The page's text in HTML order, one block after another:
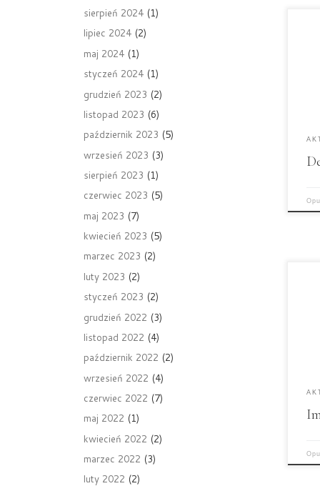
sierpień 2024 (1)
lipiec 2024 (2)
maj 2024 (1)
styczeń 2024 (1)
grudzień 2023 (2)
listopad 2023 (6)
październik 2023 (5)
wrzesień 2023 (3)
sierpień 2023 (1)
czerwiec 2023 (5)
maj 2023 (7)
kwiecień 2023 (5)
marzec 2023 (2)
luty 2023 (2)
styczeń 2023 (2)
grudzień 2022 (3)
listopad 2022 (4)
październik 2022 (2)
wrzesień 2022 (4)
czerwiec 2022 (7)
maj 2022 (1)
kwiecień 2022 (2)
marzec 2022 (3)
luty 2022 (2)